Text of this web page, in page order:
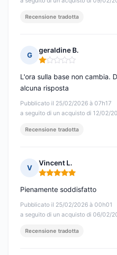
Recensione tradotta
G
geraldine B.
Nota: 1 su 5
Pubblicato il 25/02/2026 à 07h17
a seguito di un acquisto di 12/02/
L'ora sulla base non cambia.
alcuna risposta
Recensione tradotta
V
Vincent L.
Nota: 5 su 5
Pubblicato il 25/02/2026 à 00h01
a seguito di un acquisto di 06/02/
Pienamente soddisfatto
Recensione tradotta